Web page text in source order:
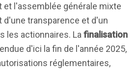
et l'assemblée générale mixte
d'une transparence et d'un
les actionnaires. La finalisation
d'ici la fin de l'année 2025,
réglementaires,